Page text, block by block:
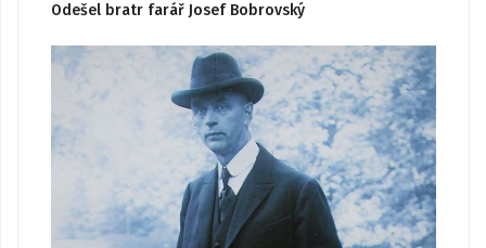
Odešel bratr farář Josef Bobrovský